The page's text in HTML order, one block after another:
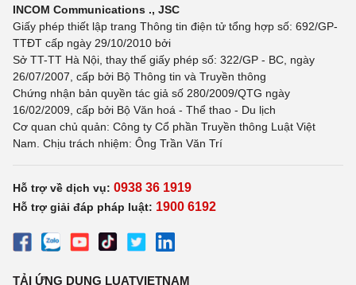
INCOM Communications ., JSC
Giấy phép thiết lập trang Thông tin điện tử tổng hợp số: 692/GP-
TTĐT cấp ngày 29/10/2010 bởi
Sở TT-TT Hà Nội, thay thế giấy phép số: 322/GP - BC, ngày
26/07/2007, cấp bởi Bộ Thông tin và Truyền thông
Chứng nhận bản quyền tác giả số 280/2009/QTG ngày
16/02/2009, cấp bởi Bộ Văn hoá - Thể thao - Du lịch
Cơ quan chủ quản: Công ty Cổ phần Truyền thông Luật Việt
Nam. Chịu trách nhiệm: Ông Trần Văn Trí
Hỗ trợ về dịch vụ: 0938 36 1919
Hỗ trợ giải đáp pháp luật: 1900 6192
TẢI ỨNG DỤNG LUATVIETNAM